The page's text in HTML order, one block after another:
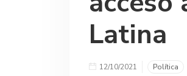
Latina
12/10/2021 Política